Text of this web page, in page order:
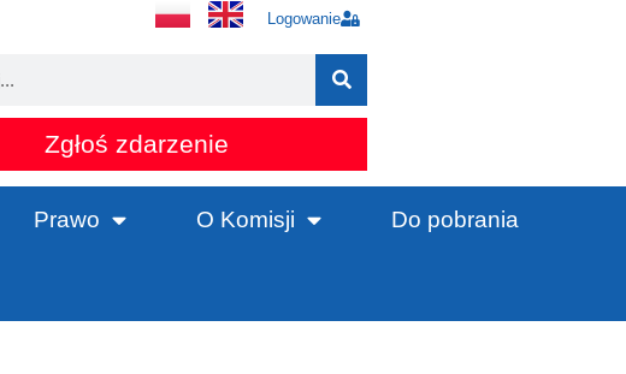
Logowanie
Zgłoś zdarzenie
Prawo O Komisji Do pobrania